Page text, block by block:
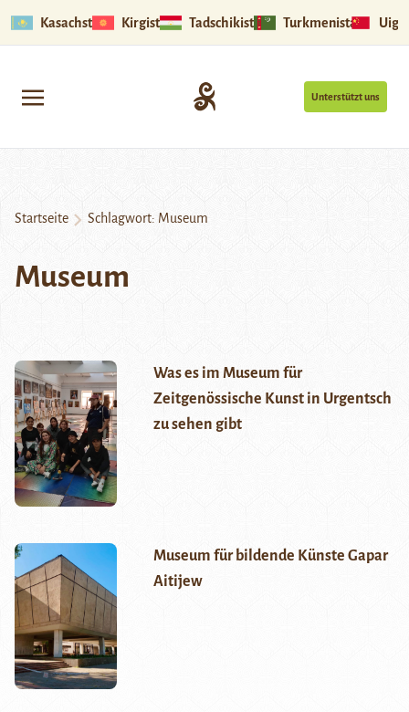
Kasachstan Kirgistan Tadschikistan Turkmenistan
Unterstützt uns
Startseite Schlagwort: Museum
Museum
Was es im Museum für
Zeitgenössische Kunst in Urgentsch
zu sehen gibt
Museum für bildende Künste Gapar
Aitijew